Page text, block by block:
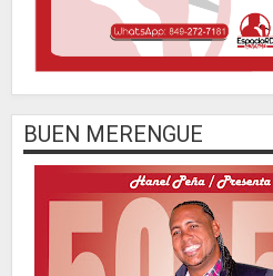
BUEN MERENGUE